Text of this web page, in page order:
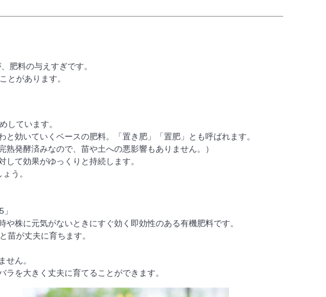
肥料の与えすぎです。
とがあります。
しています。
効いていくベースの肥料。「置き肥」「置肥」とも呼ばれます。
発酵済みなので、苗や土への悪影響もありません。）
て効果がゆっくりと持続します。
う。
株に元気がないときにすぐ効く即効性のある有機肥料です。
苗が丈夫に育ちます。
せん。
ラを大きく丈夫に育てることができます。